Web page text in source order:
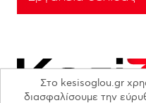
Στο kesisoglou.gr
διασφαλίσουμε την